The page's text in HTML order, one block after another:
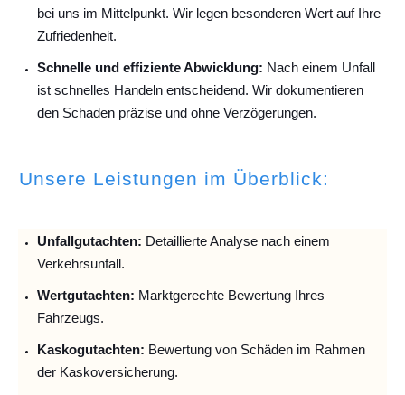
bei uns im Mittelpunkt. Wir legen besonderen Wert auf Ihre
Zufriedenheit.
Schnelle und effiziente Abwicklung: Nach einem Unfall
ist schnelles Handeln entscheidend. Wir dokumentieren
den Schaden präzise und ohne Verzögerungen.
Unsere Leistungen im Überblick:
Unfallgutachten: Detaillierte Analyse nach einem
Verkehrsunfall.
Wertgutachten: Marktgerechte Bewertung Ihres
Fahrzeugs.
Kaskogutachten: Bewertung von Schäden im Rahmen
der Kaskoversicherung.